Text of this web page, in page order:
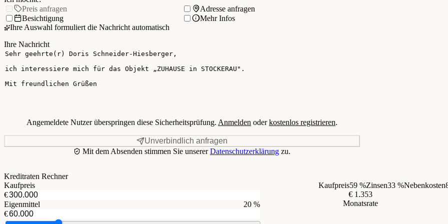
Preis anfragen
Adresse anfragen
Besichtigung
Mehr Infos
Ihre Auswahl formuliert die Nachricht automatisch
Ihre Nachricht
Angemeldete Nutzer überspringen diese Sicherheitsprüfung. Anmelden oderkostenlos registrieren.
Unverbindlich anfragen
Mit dem Absenden stimmen Sie unsererDatenschutzerklärung zu.
Kreditraten Rechner
Kaufpreis
€
Eigenmittel
20 %
€
Kaufpreis59 %Zinsen33 %Nebenkosten
€ 1.353
Monatsrate